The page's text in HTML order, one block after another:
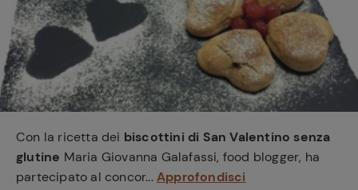
e
ricetta
il
sensi di
Con la ricetta dei biscottini di San Valentino senza
glutine Maria Giovanna Galafassi, food blogger, ha
partecipato al concor... Approfondisci